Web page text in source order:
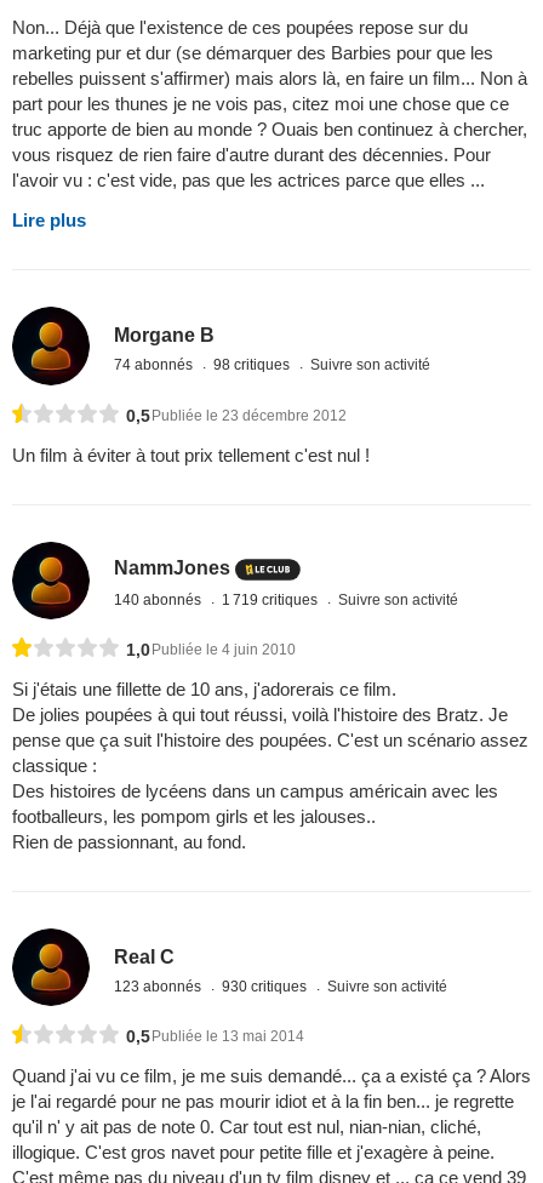
Non... Déjà que l'existence de ces poupées repose sur du
marketing pur et dur (se démarquer des Barbies pour que les
rebelles puissent s'affirmer) mais alors là, en faire un film... Non à
part pour les thunes je ne vois pas, citez moi une chose que ce
truc apporte de bien au monde ? Ouais ben continuez à chercher,
vous risquez de rien faire d'autre durant des décennies. Pour
l'avoir vu : c'est vide, pas que les actrices parce que elles ...
Lire plus
Morgane B
74 abonnés 98 critiques Suivre son activité
0,5Publiée le 23 décembre 2012
Un film à éviter à tout prix tellement c'est nul !
NammJones
140 abonnés 1 719 critiques Suivre son activité
1,0 Publiée le 4 juin 2010
Si j'étais une fillette de 10 ans, j'adorerais ce film.
De jolies poupées à qui tout réussi, voilà l'histoire des Bratz. Je
pense que ça suit l'histoire des poupées. C'est un scénario assez
classique :
Des histoires de lycéens dans un campus américain avec les
footballeurs, les pompom girls et les jalouses..
Rien de passionnant, au fond.
Real C
123 abonnés 930 critiques Suivre son activité
0,5 Publiée le 13 mai 2014
Quand j'ai vu ce film, je me suis demandé... ça a existé ça ? Alors
je l'ai regardé pour ne pas mourir idiot et à la fin ben... je regrette
qu'il n' y ait pas de note 0. Car tout est nul, nian-nian, cliché,
illogique. C'est gros navet pour petite fille et j'exagère à peine.
C'est même pas du niveau d'un tv film disney et ... ça ce vend 39